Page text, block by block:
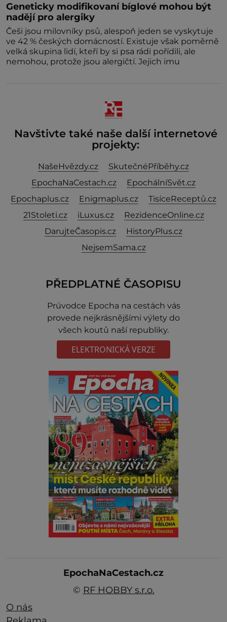
Geneticky modifikovaní bíglové mohou být
nadějí pro alergiky
Češi jsou milovníky psů, alespoň jeden se vyskytuje
ve 42 % českých domácností. Existuje však poměrně
velká skupina lidí, kteří by si psa rádi pořídili, ale
nemohou, protože jsou alergičtí. Jejich imu
Navštivte také naše další internetové
projekty:
NašeHvězdy.cz
SkutečnéPříběhy.cz
EpochaNaCestach.cz
EpochálníSvět.cz
Epochaplus.cz
Enigmaplus.cz
TisíceReceptů.cz
21Stoleti.cz
iLuxus.cz
RezidenceOnline.cz
DarujteČasopis.cz
HistoryPlus.cz
NejsemSama.cz
PŘEDPLATNÉ ČASOPISU
Prúvodce Epocha na cestách vás
provede nejkrásnějšími výlety do
všech koutů naší republiky.
ELEKTRONICKÁ VERZE
EpochaNaCestach.cz
© RF HOBBY s.r.o.
O nás